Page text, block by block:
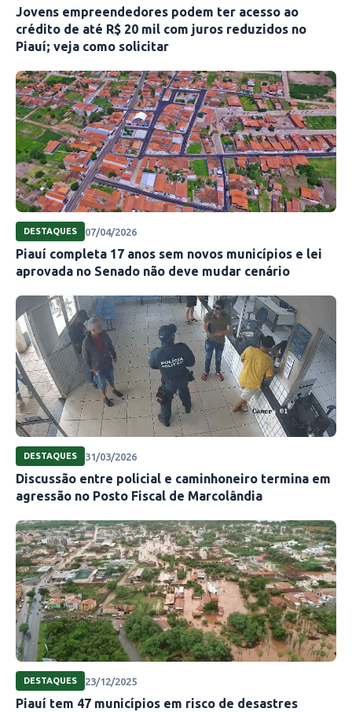
Jovens empreendedores podem ter acesso ao
crédito de até R$ 20 mil com juros reduzidos no
Piauí; veja como solicitar
DESTAQUES 07/04/2026
Piauí completa 17 anos sem novos municípios e lei
aprovada no Senado não deve mudar cenário
DESTAQUES 31/03/2026
Discussão entre policial e caminhoneiro termina em
agressão no Posto Fiscal de Marcolândia
DESTAQUES 23/12/2025
Piauí tem 47 municípios em risco de desastres